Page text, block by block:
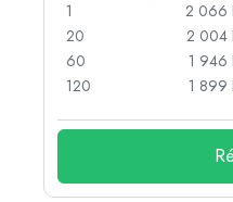
1
2 066
20
2 004
60
1 946
120
1 899